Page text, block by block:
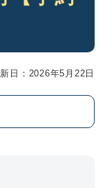
日：2026年5月22日